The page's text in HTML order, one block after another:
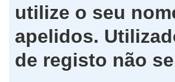
utilize o seu
apelidos.
de registo não